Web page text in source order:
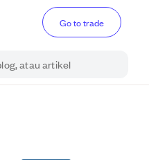
Go to trade
atau artikel